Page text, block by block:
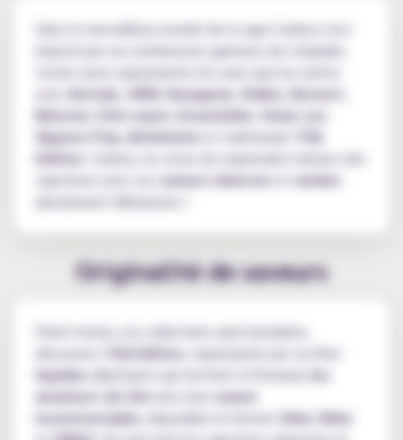
Dans le merveilleux monde de la vape Curieux s'est
imposé par ses nombreuses gammes de e-liquides
toutes aussi surprenantes les unes que les autres
Astrale 1900 Hexagone Oldies Dessert
Natural
Côte ouest Essentielle Yumé
Vapeurs Pop
Alchimiste
Edition
. Curieux, ne cesse de surprendre l'univers des
saveurs diverses
variées
Originalité de saveurs
Parmi toutes ces collections spectaculaires,
TEA Edition
5 e-
liquides
alléchants qui mettent à l'honneur
les
amateurs de thé
saveur
incontournable
10ml
50ml